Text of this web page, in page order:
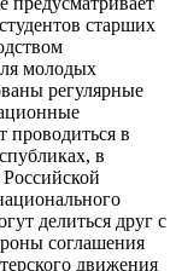
старших
молодых
регулярные
проводиться в
в
делиться друг с
соглашения
движения